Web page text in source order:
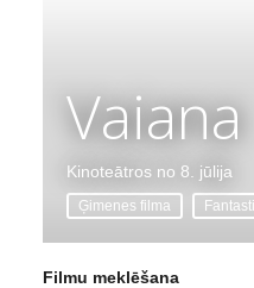
Vaiana
Kinoteātros no 8. jūlija
Ģimenes filma
Filmu meklēšana